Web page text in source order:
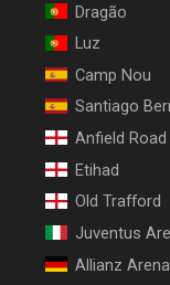
Dragão
Luz
Camp Nou
Santiago
Anfield Road
Etihad
Old Trafford
Juventus
Allianz Arena